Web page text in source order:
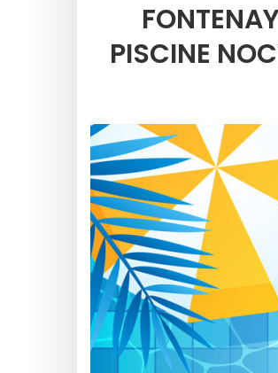
PISCINE